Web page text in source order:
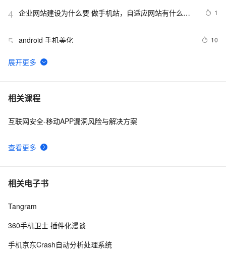
4 企业网站建设为什么要 做手机站，自适应网站有什么优
1
5 android 手机美化 10
6
电话号码正则表达式 代码 javascript+html,JS正则表达
7 乐视欠款门继续发酵，传高通和MTK暂停向乐视手机供
8 手机淘宝短视频业务「哇哦视频」迁移上 FaaS 笔记公开
9 15款手机CSS3动画导航特效
10
拍照入围MWC最佳演员
相关课程
查看更多
互联网安全-移动APP漏洞风险与解决方案
相关电子书
Tangram
360手机卫士 插件化漫谈
手机京东Crash自动分析处理系统